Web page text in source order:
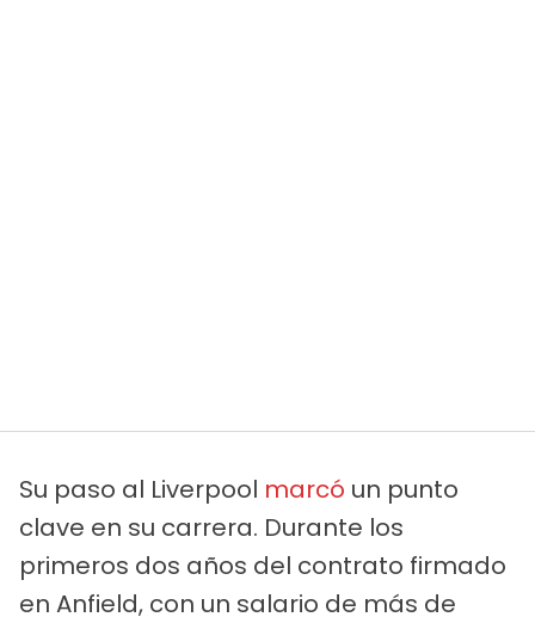
Su paso al Liverpool marcó un punto
clave en su carrera. Durante los
primeros dos años del contrato firmado
en Anfield, con un salario de más de